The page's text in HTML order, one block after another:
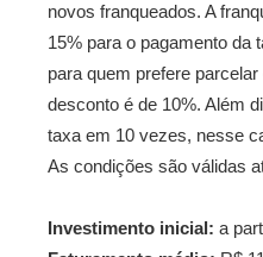
novos franqueados. A
15% para o pagamento da
para quem prefere
desconto é de 10%. Além
taxa em 10 vezes, nesse
As condições são válidas
Investimento inicial: a